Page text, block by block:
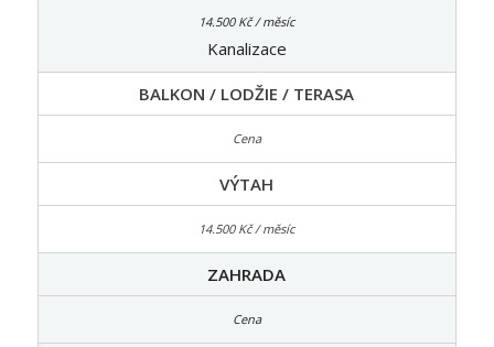
Kanalizace
BALKON / LODŽIE / TERASA
VÝTAH
ZAHRADA